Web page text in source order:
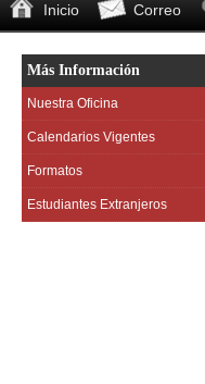
Inicio Correo
Más Información
Nuestra Oficina
Calendarios Vigentes
Formatos
Estudiantes Extranjeros